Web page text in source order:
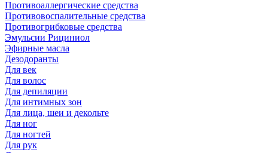
Противоаллергические средства
Противовоспалительные средства
Противогрибковые средства
Эмульсии Рициниол
Эфирные масла
Дезодоранты
Для век
Для волос
Для депиляции
Для интимных зон
Для лица, шеи и декольте
Для ног
Для ногтей
Для рук